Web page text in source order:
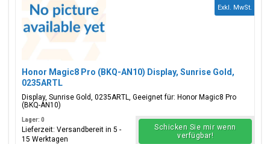
Honor Magic8 Pro (BKQ-AN10) Display, Sunrise Gold,
0235ARTL
Display, Sunrise Gold, 0235ARTL, Geeignet für: Honor Magic8 Pro
(BKQ-AN10)
Exkl. MwSt.
Lager: 0
Lieferzeit: Versandbereit in 5 -
15 Werktagen
Schicken Sie mir wenn
verfügbar!